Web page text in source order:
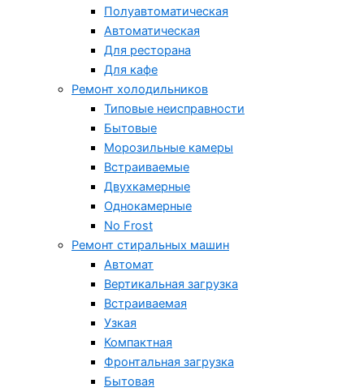
Полуавтоматическая
Автоматическая
Для ресторана
Для кафе
Ремонт холодильников
Типовые неисправности
Бытовые
Морозильные камеры
Встраиваемые
Двухкамерные
Однокамерные
No Frost
Ремонт стиральных машин
Автомат
Вертикальная загрузка
Встраиваемая
Узкая
Компактная
Фронтальная загрузка
Бытовая